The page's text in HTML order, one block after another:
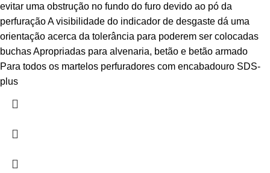
evitar uma obstrução no fundo do furo devido ao pó da
perfuração A visibilidade do indicador de desgaste dá uma
orientação acerca da tolerância para poderem ser colocadas
buchas Apropriadas para alvenaria, betão e betão armado
Para todos os martelos perfuradores com encabadouro SDS-
plus